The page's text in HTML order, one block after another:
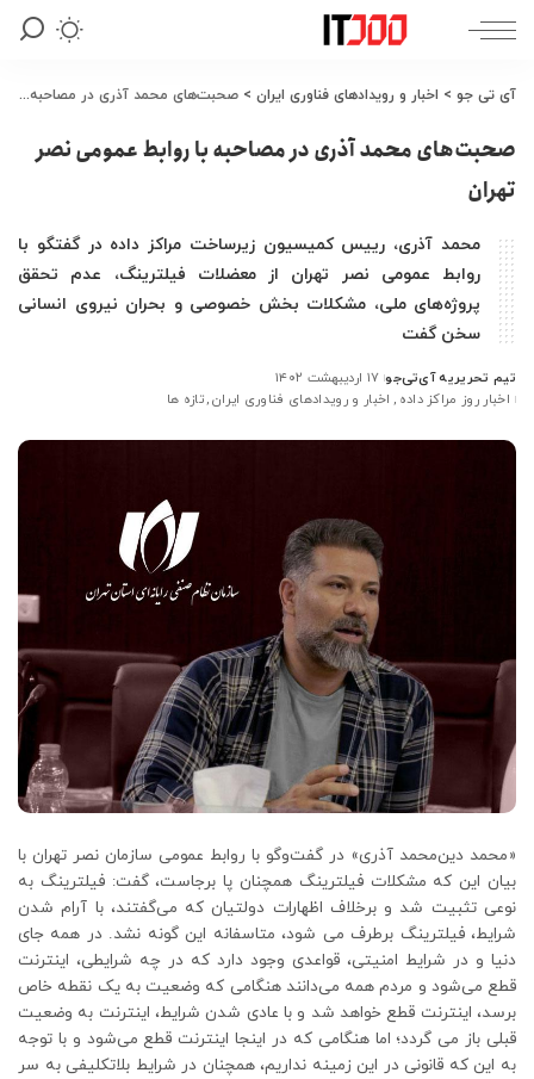
آی تی جو > اخبار و رویدادهای فناوری ایران > صحبت‌های محمد آذری در مصاحبه با روابط عمومی نصر تهران
صحبت‌های محمد آذری در مصاحبه با روابط عمومی نصر
تهران
محمد آذری، رییس کمیسیون زیرساخت مراکز داده در گفتگو با
روابط عمومی نصر تهران از معضلات فیلترینگ، عدم تحقق
پروژه‌های ملی، مشکلات بخش خصوصی و بحران نیروی انسانی
سخن گفت
ارسال
شده
تیم تحریریه آی‌تی‌جو ۱۷ اردیبهشت ۱۴۰۲
اخبار روز مراکز داده
اخبار و رویدادهای فناوری ایران تازه ها
«محمد دین‌محمد آذری» در گفت‌وگو با روابط عمومی سازمان نصر تهران با
بیان این که مشکلات فیلترینگ همچنان پا برجاست، گفت: فیلترینگ به
نوعی تثبیت شد و برخلاف اظهارات دولتیان که می‌گفتند، با آرام شدن
شرایط، فیلترینگ برطرف می شود، متاسفانه این گونه نشد. در همه جای
دنیا و در شرایط امنیتی، قواعدی وجود دارد که در چه شرایطی، اینترنت
قطع می‌شود و مردم همه می‌دانند هنگامی که وضعیت به یک نقطه خاص
برسد، اینترنت قطع خواهد شد و با عادی شدن شرایط، اینترنت به وضعیت
قبلی باز می گردد؛ اما هنگامی که در اینجا اینترنت قطع می‌شود و با توجه
به این که قانونی در این زمینه نداریم، همچنان در شرایط بلاتکلیفی به سر